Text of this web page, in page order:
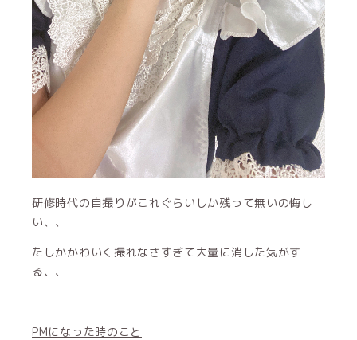
研修時代の自撮りがこれぐらいしか残って無いの悔し
い、、
たしかかわいく撮れなさすぎて大量に消した気がす
る、、
PMになった時のこと